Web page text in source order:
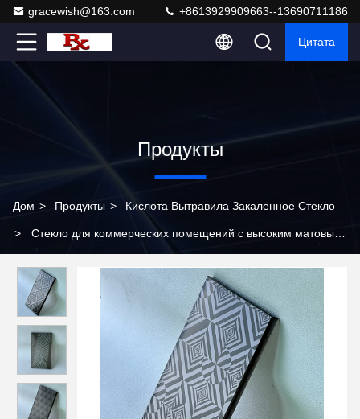
gracewish@163.com +8613929909663--13690711186
Цитата
Продукты
Дом > Продукты > Кислота Вытравила Закаленное Стекло
> Стекло для коммерческих помещений с высоким матовым